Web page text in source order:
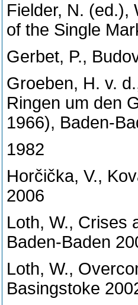
Fielder, N. (ed.),
of the Single
Gerbet, P.,
Groeben, H. v.
Ringen um den
1966), Baden-
1982
Horčička, V.,
2006
Loth, W., Crises
Baden-Baden
Loth, W.,
Basingstoke